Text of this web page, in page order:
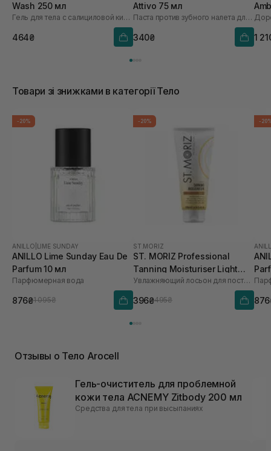
Wash 250 мл
Гель для тела с салициловой кислотой
464₴
Attivo 75 мл
Паста против зубного налета для здоровых десен
340₴ 1
Товари зі знижками в категорії Тело
-20%
ANILLO LIME SUNDAY
ANILLO Lime Sunday Eau De
Parfum 10 мл
Парфюмерная вода
876₴1 095₴
-20%
ST.MORIZ
ST. MORIZ Professional
Tanning Moisturiser Light
200 мл
Увлажняющий лосьон для постепенного загара
396₴495₴
-
Отзывы о Тело Arocell
Гель-очиститель для проблемной
кожи тела ACNEMY Zitbody 200 мл
Средства для тела при высыпаниях